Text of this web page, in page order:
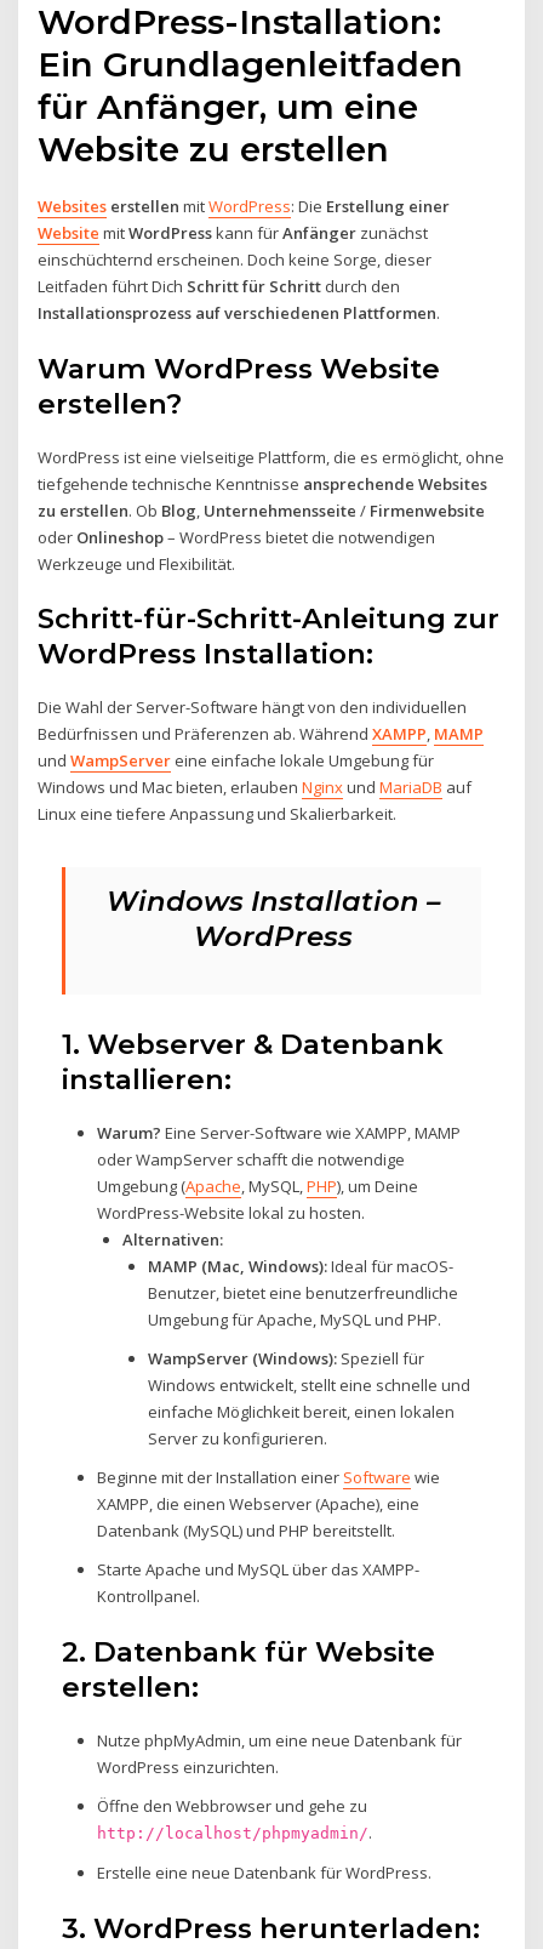
WordPress-Installation:
Ein Grundlagenleitfaden
für Anfänger, um eine
Website zu erstellen
Websites erstellen mitWordPress: Die Erstellung einer
Website mitWordPresskann fürAnfänger zunächst
einschüchternd erscheinen. Doch keine Sorge, dieser
Leitfaden führt Dich Schritt für Schritt durch den
Installationsprozess auf verschiedenen Plattformen.
Warum WordPress Website
erstellen?
WordPress ist eine vielseitige Plattform, die es ermöglicht, ohne
tiefgehende technische Kenntnisse ansprechende Websites
zu erstellen. Ob Blog, Unternehmensseite / Firmenwebsite
oder Onlineshop– WordPress bietet die notwendigen
Werkzeuge und Flexibilität.
Schritt-für-Schritt-Anleitung zur
WordPress Installation:
Die Wahl der Server-Software hängt von den individuellen
Bedürfnissen und Präferenzen ab. WährendXAMPP, MAMP
undWampServer eine einfache lokale Umgebung für
Windows und Mac bieten, erlaubenNginxundMariaDB auf
Linux eine tiefere Anpassung und Skalierbarkeit.
Windows Installation –
WordPress
1. Webserver & Datenbank
installieren:
Warum? Eine Server-Software wie XAMPP, MAMP
oder WampServer schafft die notwendige
Umgebung (Apache, MySQL,PHP), um Deine
WordPress-Website lokal zu hosten.
Alternativen:
MAMP (Mac, Windows):Ideal für macOS-
Benutzer, bietet eine benutzerfreundliche
Umgebung für Apache, MySQL und PHP.
WampServer (Windows):Speziell für
Windows entwickelt, stellt eine schnelle und
einfache Möglichkeit bereit, einen lokalen
Server zu konfigurieren.
Beginne mit der Installation einer Software wie
XAMPP, die einen Webserver (Apache), eine
Datenbank (MySQL) und PHP bereitstellt.
Starte Apache und MySQL über das XAMPP-
Kontrollpanel.
2. Datenbank für Website
erstellen:
Nutze phpMyAdmin, um eine neue Datenbank für
WordPress einzurichten.
Öffne den Webbrowser und gehe zu
http://localhost/phpmyadmin/.
Erstelle eine neue Datenbank für WordPress.
3. WordPress herunterladen: